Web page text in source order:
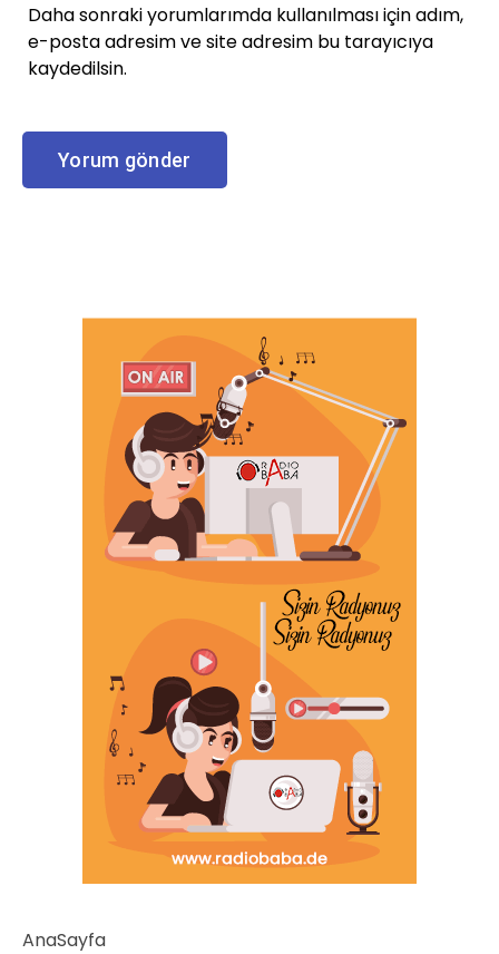
Daha sonraki yorumlarımda kullanılması için adım,
e-posta adresim ve site adresim bu tarayıcıya
kaydedilsin.
AnaSayfa